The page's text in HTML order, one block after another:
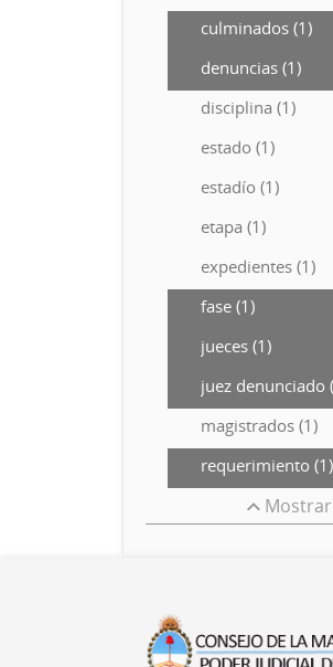
culminados (1)
denuncias (1)
disciplina (1)
estado (1)
estadío (1)
etapa (1)
expedientes (1)
fase (1)
jueces (1)
juez denunciado
magistrados (1)
requerimiento (1)